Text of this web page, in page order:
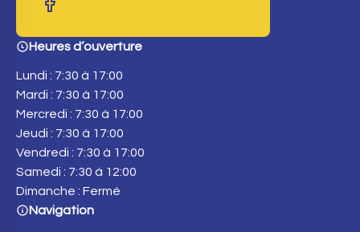
Heures d’ouverture
Lundi : 7:30 à 17:00
Mardi : 7:30 à 17:00
Mercredi : 7:30 à 17:00
Jeudi : 7:30 à 17:00
Vendredi : 7:30 à 17:00
Samedi : 7:30 à 12:00
Dimanche : Fermé
Navigation